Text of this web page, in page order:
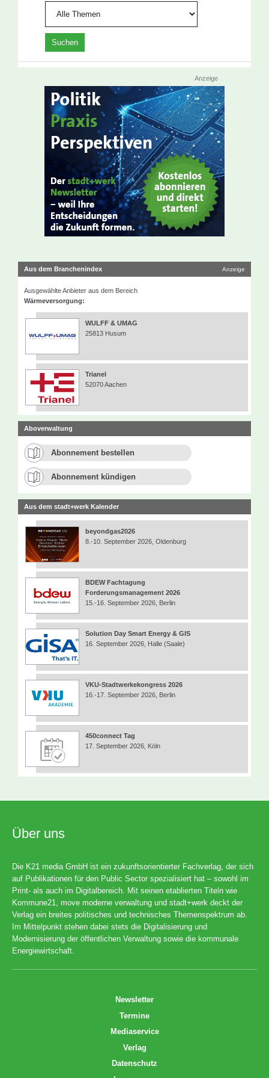
Anzeige
Aus dem Branchenindex Anzeige
Ausgewählte Anbieter aus dem Bereich
Wärmeversorgung:
WULFF & UMAG
25813 Husum
Trianel
52070 Aachen
Aboverwaltung
Abonnement bestellen
Abonnement kündigen
Aus dem stadt+werk Kalender
beyondgas2026
8.-10. September 2026, Oldenburg
BDEW Fachtagung
Forderungsmanagement 2026
15.-16. September 2026, Berlin
Solution Day Smart Energy & GIS
16. September 2026, Halle (Saale)
VKU-Stadtwerkekongress 2026
16.-17. September 2026, Berlin
450connect Tag
17. September 2026, Köln
Über uns
Die K21 media GmbH ist ein zukunftsorientierter Fachverlag, der sich
auf Publikationen für den Public Sector spezialisiert hat – sowohl im
Print- als auch im Digitalbereich. Mit seinen etablierten Titeln wie
Kommune21, move moderne verwaltung und stadt+werk deckt der
Verlag ein breites politisches und technisches Themenspektrum ab.
Im Mittelpunkt stehen dabei stets die Digitalisierung und
Modernisierung der öffentlichen Verwaltung sowie die kommunale
Energiewirtschaft.
Newsletter
Termine
Mediaservice
Verlag
Datenschutz